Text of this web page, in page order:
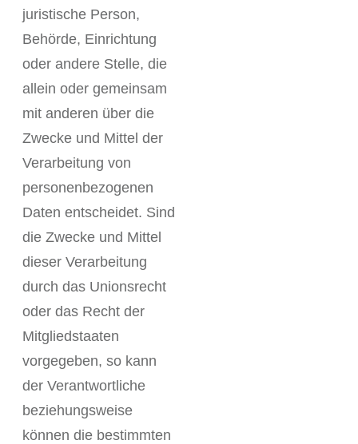
juristische Person,
Behörde, Einrichtung
oder andere Stelle, die
allein oder gemeinsam
mit anderen über die
Zwecke und Mittel der
Verarbeitung von
personenbezogenen
Daten entscheidet. Sind
die Zwecke und Mittel
dieser Verarbeitung
durch das Unionsrecht
oder das Recht der
Mitgliedstaaten
vorgegeben, so kann
der Verantwortliche
beziehungsweise
können die bestimmten